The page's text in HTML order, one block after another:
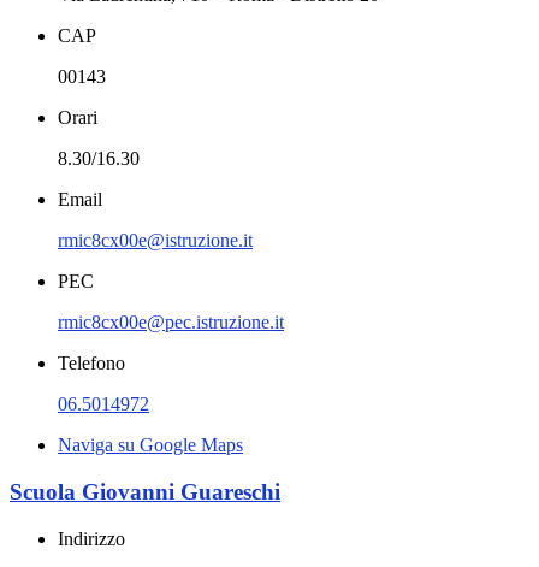
CAP
00143
Orari
8.30/16.30
Email
rmic8cx00e@istruzione.it
PEC
rmic8cx00e@pec.istruzione.it
Telefono
06.5014972
Naviga su Google Maps
Scuola Giovanni Guareschi
Indirizzo